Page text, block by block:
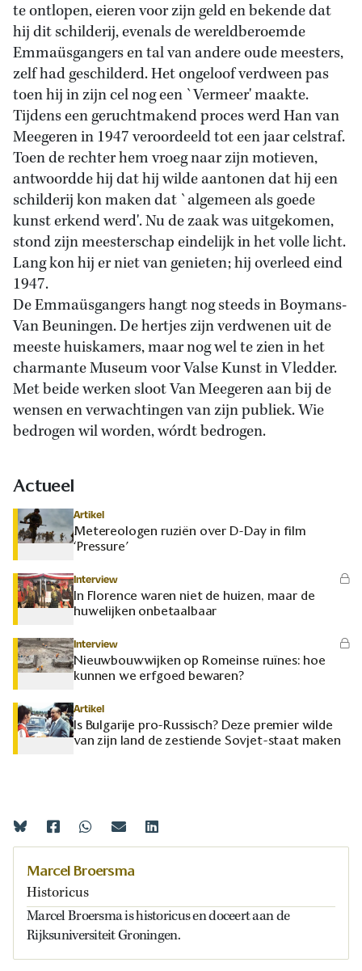
te ontlopen, eieren voor zijn geld en bekende dat
hij dit schilderij, evenals de wereldberoemde
Emmaüsgangers en tal van andere oude meesters,
zelf had geschilderd. Het ongeloof verdween pas
toen hij in zijn cel nog een `Vermeer' maakte.
Tijdens een geruchtmakend proces werd Han van
Meegeren in 1947 veroordeeld tot een jaar celstraf.
Toen de rechter hem vroeg naar zijn motieven,
antwoordde hij dat hij wilde aantonen dat hij een
schilderij kon maken dat `algemeen als goede
kunst erkend werd'. Nu de zaak was uitgekomen,
stond zijn meesterschap eindelijk in het volle licht.
Lang kon hij er niet van genieten; hij overleed eind
1947.
De Emmaüsgangers hangt nog steeds in Boymans-
Van Beuningen. De hertjes zijn verdwenen uit de
meeste huiskamers, maar nog wel te zien in het
charmante Museum voor Valse Kunst in Vledder.
Met beide werken sloot Van Meegeren aan bij de
wensen en verwachtingen van zijn publiek. Wie
bedrogen wil worden, wórdt bedrogen.
Actueel
Artikel
Metereologen ruziën over D-Day in film
‘Pressure’
Interview
In Florence waren niet de huizen, maar de
huwelijken onbetaalbaar
Interview
Nieuwbouwwijken op Romeinse ruïnes: hoe
kunnen we erfgoed bewaren?
Artikel
Is Bulgarije pro-Russisch? Deze premier wilde
van zijn land de zestiende Sovjet-staat maken
Marcel Broersma
Historicus
Marcel Broersma is historicus en doceert aan de
Rijksuniversiteit Groningen.